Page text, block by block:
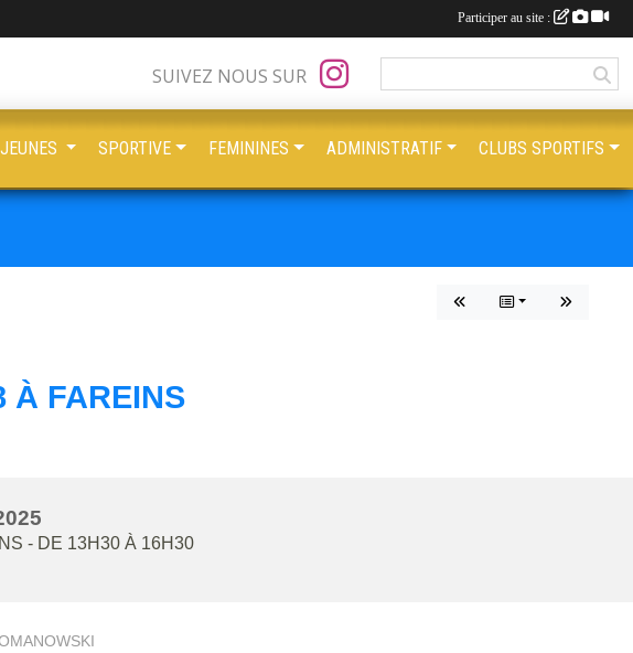
À FAREINS
- DE 13H30 À 16H30
SUIVEZ NOUS SUR
JEUNES SPORTIVE FEMININES ADMINISTRATIF CLUBS SPORTIFS
Participer au site :